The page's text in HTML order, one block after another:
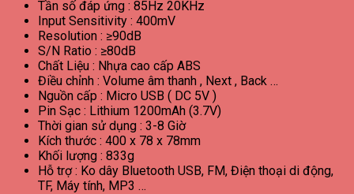
Tần số đáp ứng : 85Hz 20KHz
Input Sensitivity : 400mV
Resolution : ≥90dB
S/N Ratio : ≥80dB
Chất Liệu : Nhựa cao cấp ABS
Điều chỉnh : Volume âm thanh , Next , Back …
Nguồn cấp : Micro USB ( DC 5V )
Pin Sạc : Lithium 1200mAh (3.7V)
Thời gian sử dụng : 3-8 Giờ
Kích thước : 400 x 78 x 78mm
Khối lượng : 833g
Hỗ trợ : Ko dây Bluetooth USB, FM, Điện thoại di động,
TF, Máy tính, MP3 …